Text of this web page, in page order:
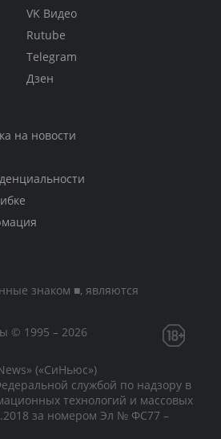
VK Видео
Rutube
Telegram
Дзен
на новости
знаком ■, являются
© 1995 – 2026
(«СиНьюс»)
службой по надзору в
технологий и массовых
за номером Эл № ФС77 –